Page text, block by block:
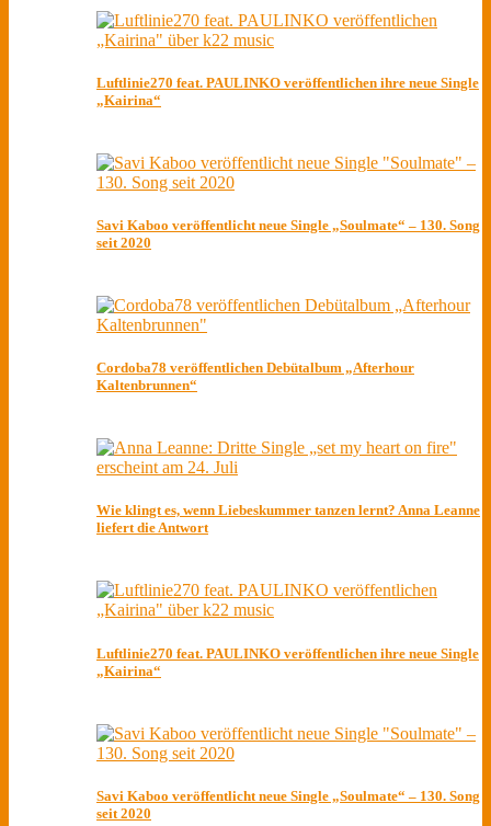
Luftlinie270 feat. PAULINKO veröffentlichen ihre neue Single
„Kairina“
Savi Kaboo veröffentlicht neue Single „Soulmate“ – 130. Song
seit 2020
Cordoba78 veröffentlichen Debütalbum „Afterhour
Kaltenbrunnen“
Wie klingt es, wenn Liebeskummer tanzen lernt? Anna Leanne
liefert die Antwort
Luftlinie270 feat. PAULINKO veröffentlichen ihre neue Single
„Kairina“
Savi Kaboo veröffentlicht neue Single „Soulmate“ – 130. Song
seit 2020